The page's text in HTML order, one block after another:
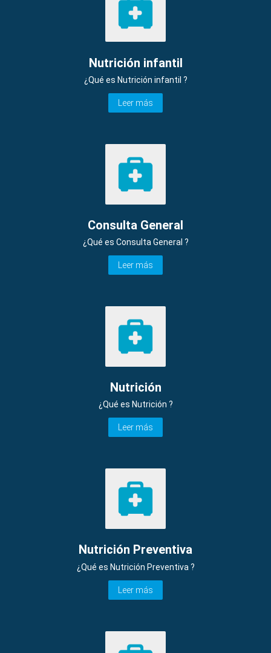
Nutrición infantil
¿Qué es Nutrición infantil ?
Leer más
Consulta General
¿Qué es Consulta General ?
Leer más
Nutrición
¿Qué es Nutrición ?
Leer más
Nutrición Preventiva
¿Qué es Nutrición Preventiva ?
Leer más